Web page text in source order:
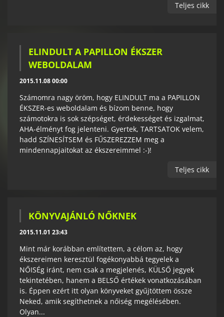
Teljes cikk
ELINDULT A PAPILLON ÉKSZER
WEBOLDALAM
2015.11.08 00:00
Számomra nagy öröm, hogy ELINDULT ma a PAPILLON
ÉKSZER-es weboldalam és bízom benne, hogy
számotokra is sok szépséget, érdekességet és izgalmat,
AHA-élményt fog jelenteni. Gyertek, TARTSATOK velem,
hadd SZÍNESÍTSEM és FŰSZEREZZEM meg a
mindennapjaitokat az ékszereimmel :-)!
Teljes cikk
KÖNYVAJÁNLÓ NŐKNEK
2015.11.01 23:43
Mint már korábban említettem, a célom az, hogy
ékszereimen keresztül fogékonyabbá tegyelek a
NŐISÉg iránt, nem csak a megjelenés, KÜLSŐ jegyek
tekintetében, hanem a BELSŐ értékek vonatkozásában
is. Éppen ezért itt olyan könyveket gyűjtöttem össze
Neked, amik segíthetnek a nőiség megélésében.
Olyan...